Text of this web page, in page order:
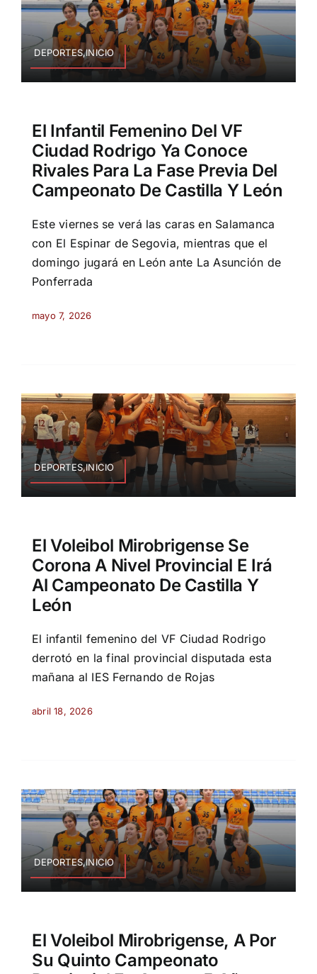
DEPORTES,INICIO
El Infantil Femenino Del VF
Ciudad Rodrigo Ya Conoce
Rivales Para La Fase Previa Del
Campeonato De Castilla Y León
Este viernes se verá las caras en Salamanca
con El Espinar de Segovia, mientras que el
domingo jugará en León ante La Asunción de
Ponferrada
mayo 7, 2026
DEPORTES,INICIO
El Voleibol Mirobrigense Se
Corona A Nivel Provincial E Irá
Al Campeonato De Castilla Y
León
El infantil femenino del VF Ciudad Rodrigo
derrotó en la final provincial disputada esta
mañana al IES Fernando de Rojas
abril 18, 2026
DEPORTES,INICIO
El Voleibol Mirobrigense, A Por
Su Quinto Campeonato